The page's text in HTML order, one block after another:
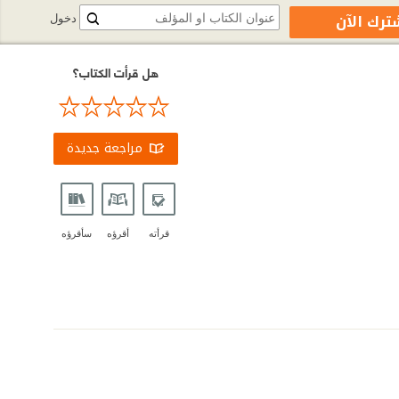
هل قرأت الكتاب؟
مراجعة جديدة
قرأته أقرؤه سأقرؤه
دخول الآن